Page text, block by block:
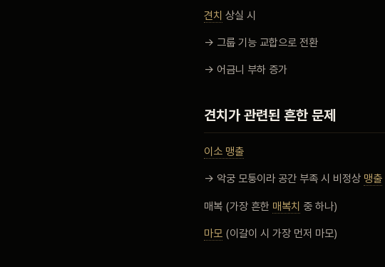
견치 상실 시
→ 그룹 기능 교합으로 전환
→ 어금니 부하 증가
견치가 관련된 흔한 문제
이소 맹출
→ 악궁 모퉁이라 공간 부족 시 비정상 맹출
매복 (가장 흔한 매복치 중 하나)
마모 (이갈이 시 가장 먼저 마모)